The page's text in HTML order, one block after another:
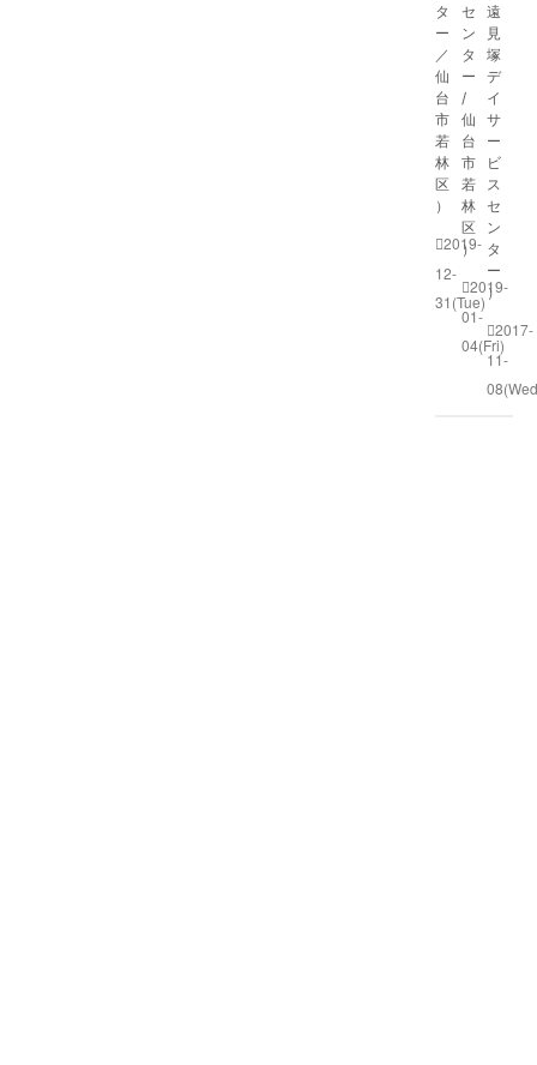
タ
ー
／
仙
台
市
若
林
区
）
2019-
12-
31(Tue)
セ
ン
タ
ー
/
仙
台
市
若
林
区
）
2019-
01-
04(Fri)
遠
見
塚
デ
イ
サ
ー
ビ
ス
セ
ン
タ
ー
）
2017-
11-